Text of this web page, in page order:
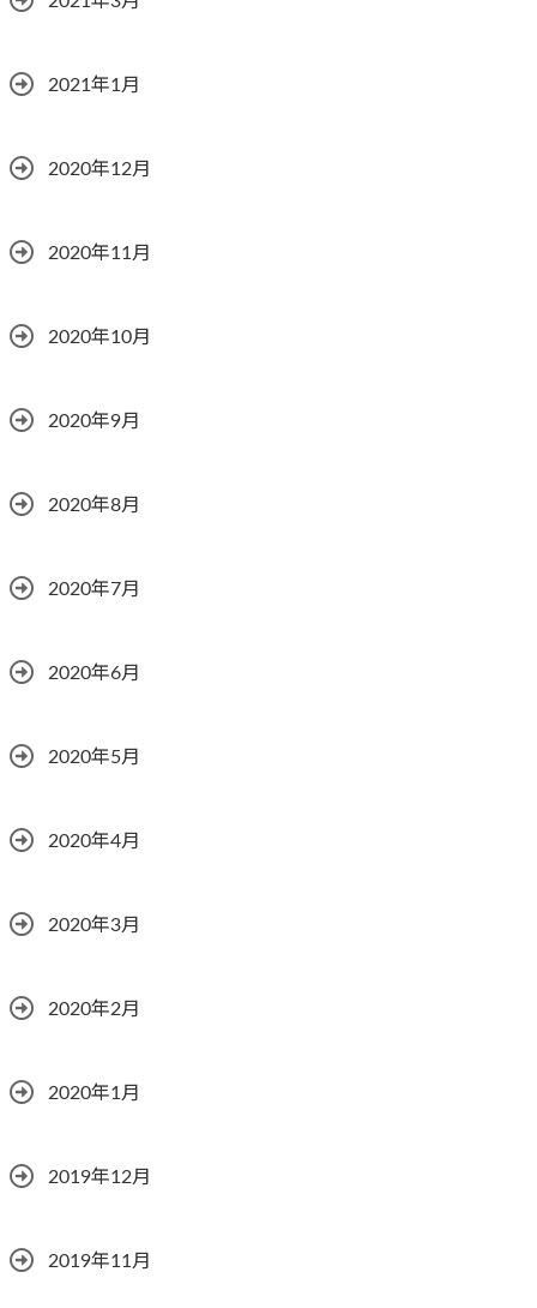
2021年1月
2020年12月
2020年11月
2020年10月
2020年9月
2020年8月
2020年7月
2020年6月
2020年5月
2020年4月
2020年3月
2020年2月
2020年1月
2019年12月
2019年11月